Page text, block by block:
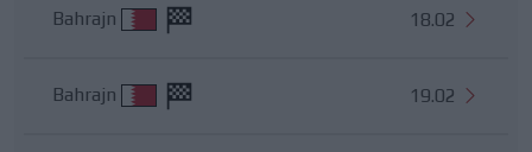
Bahrajn 18.02
Bahrajn 19.02